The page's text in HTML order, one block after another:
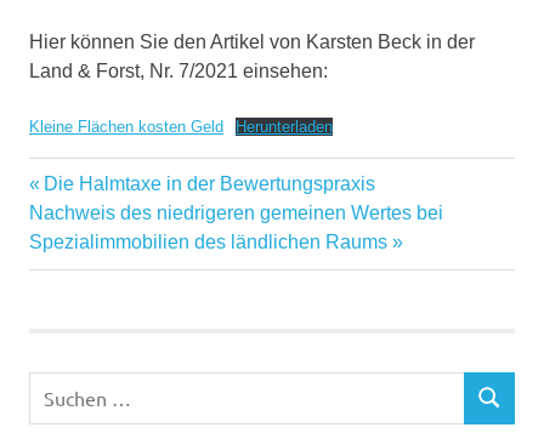
Hier können Sie den Artikel von Karsten Beck in der
Land & Forst, Nr. 7/2021 einsehen:
Kleine Flächen kosten Geld Herunterladen
Beitragsnavigation
Vorheriger
Beitrag:
Die Halmtaxe in der Bewertungspraxis
Nächster
Beitrag:
Nachweis des niedrigeren gemeinen Wertes bei
Spezialimmobilien des ländlichen Raums
SUCHEN